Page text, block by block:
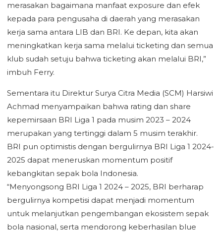
merasakan bagaimana manfaat exposure dan efek
kepada para pengusaha di daerah yang merasakan
kerja sama antara LIB dan BRI. Ke depan, kita akan
meningkatkan kerja sama melalui ticketing dan semua
klub sudah setuju bahwa ticketing akan melalui BRI,”
imbuh Ferry.
Sementara itu Direktur Surya Citra Media (SCM) Harsiwi
Achmad menyampaikan bahwa rating dan share
kepemirsaan BRI Liga 1 pada musim 2023 – 2024
merupakan yang tertinggi dalam 5 musim terakhir.
BRI pun optimistis dengan bergulirnya BRI Liga 1 2024-
2025 dapat meneruskan momentum positif
kebangkitan sepak bola Indonesia.
“Menyongsong BRI Liga 1 2024 – 2025, BRI berharap
bergulirnya kompetisi dapat menjadi momentum
untuk melanjutkan pengembangan ekosistem sepak
bola nasional, serta mendorong keberhasilan blue